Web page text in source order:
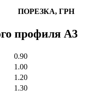
ПОРЕЗКА, ГРН
профиля А3
0.90
1.00
1.20
1.30